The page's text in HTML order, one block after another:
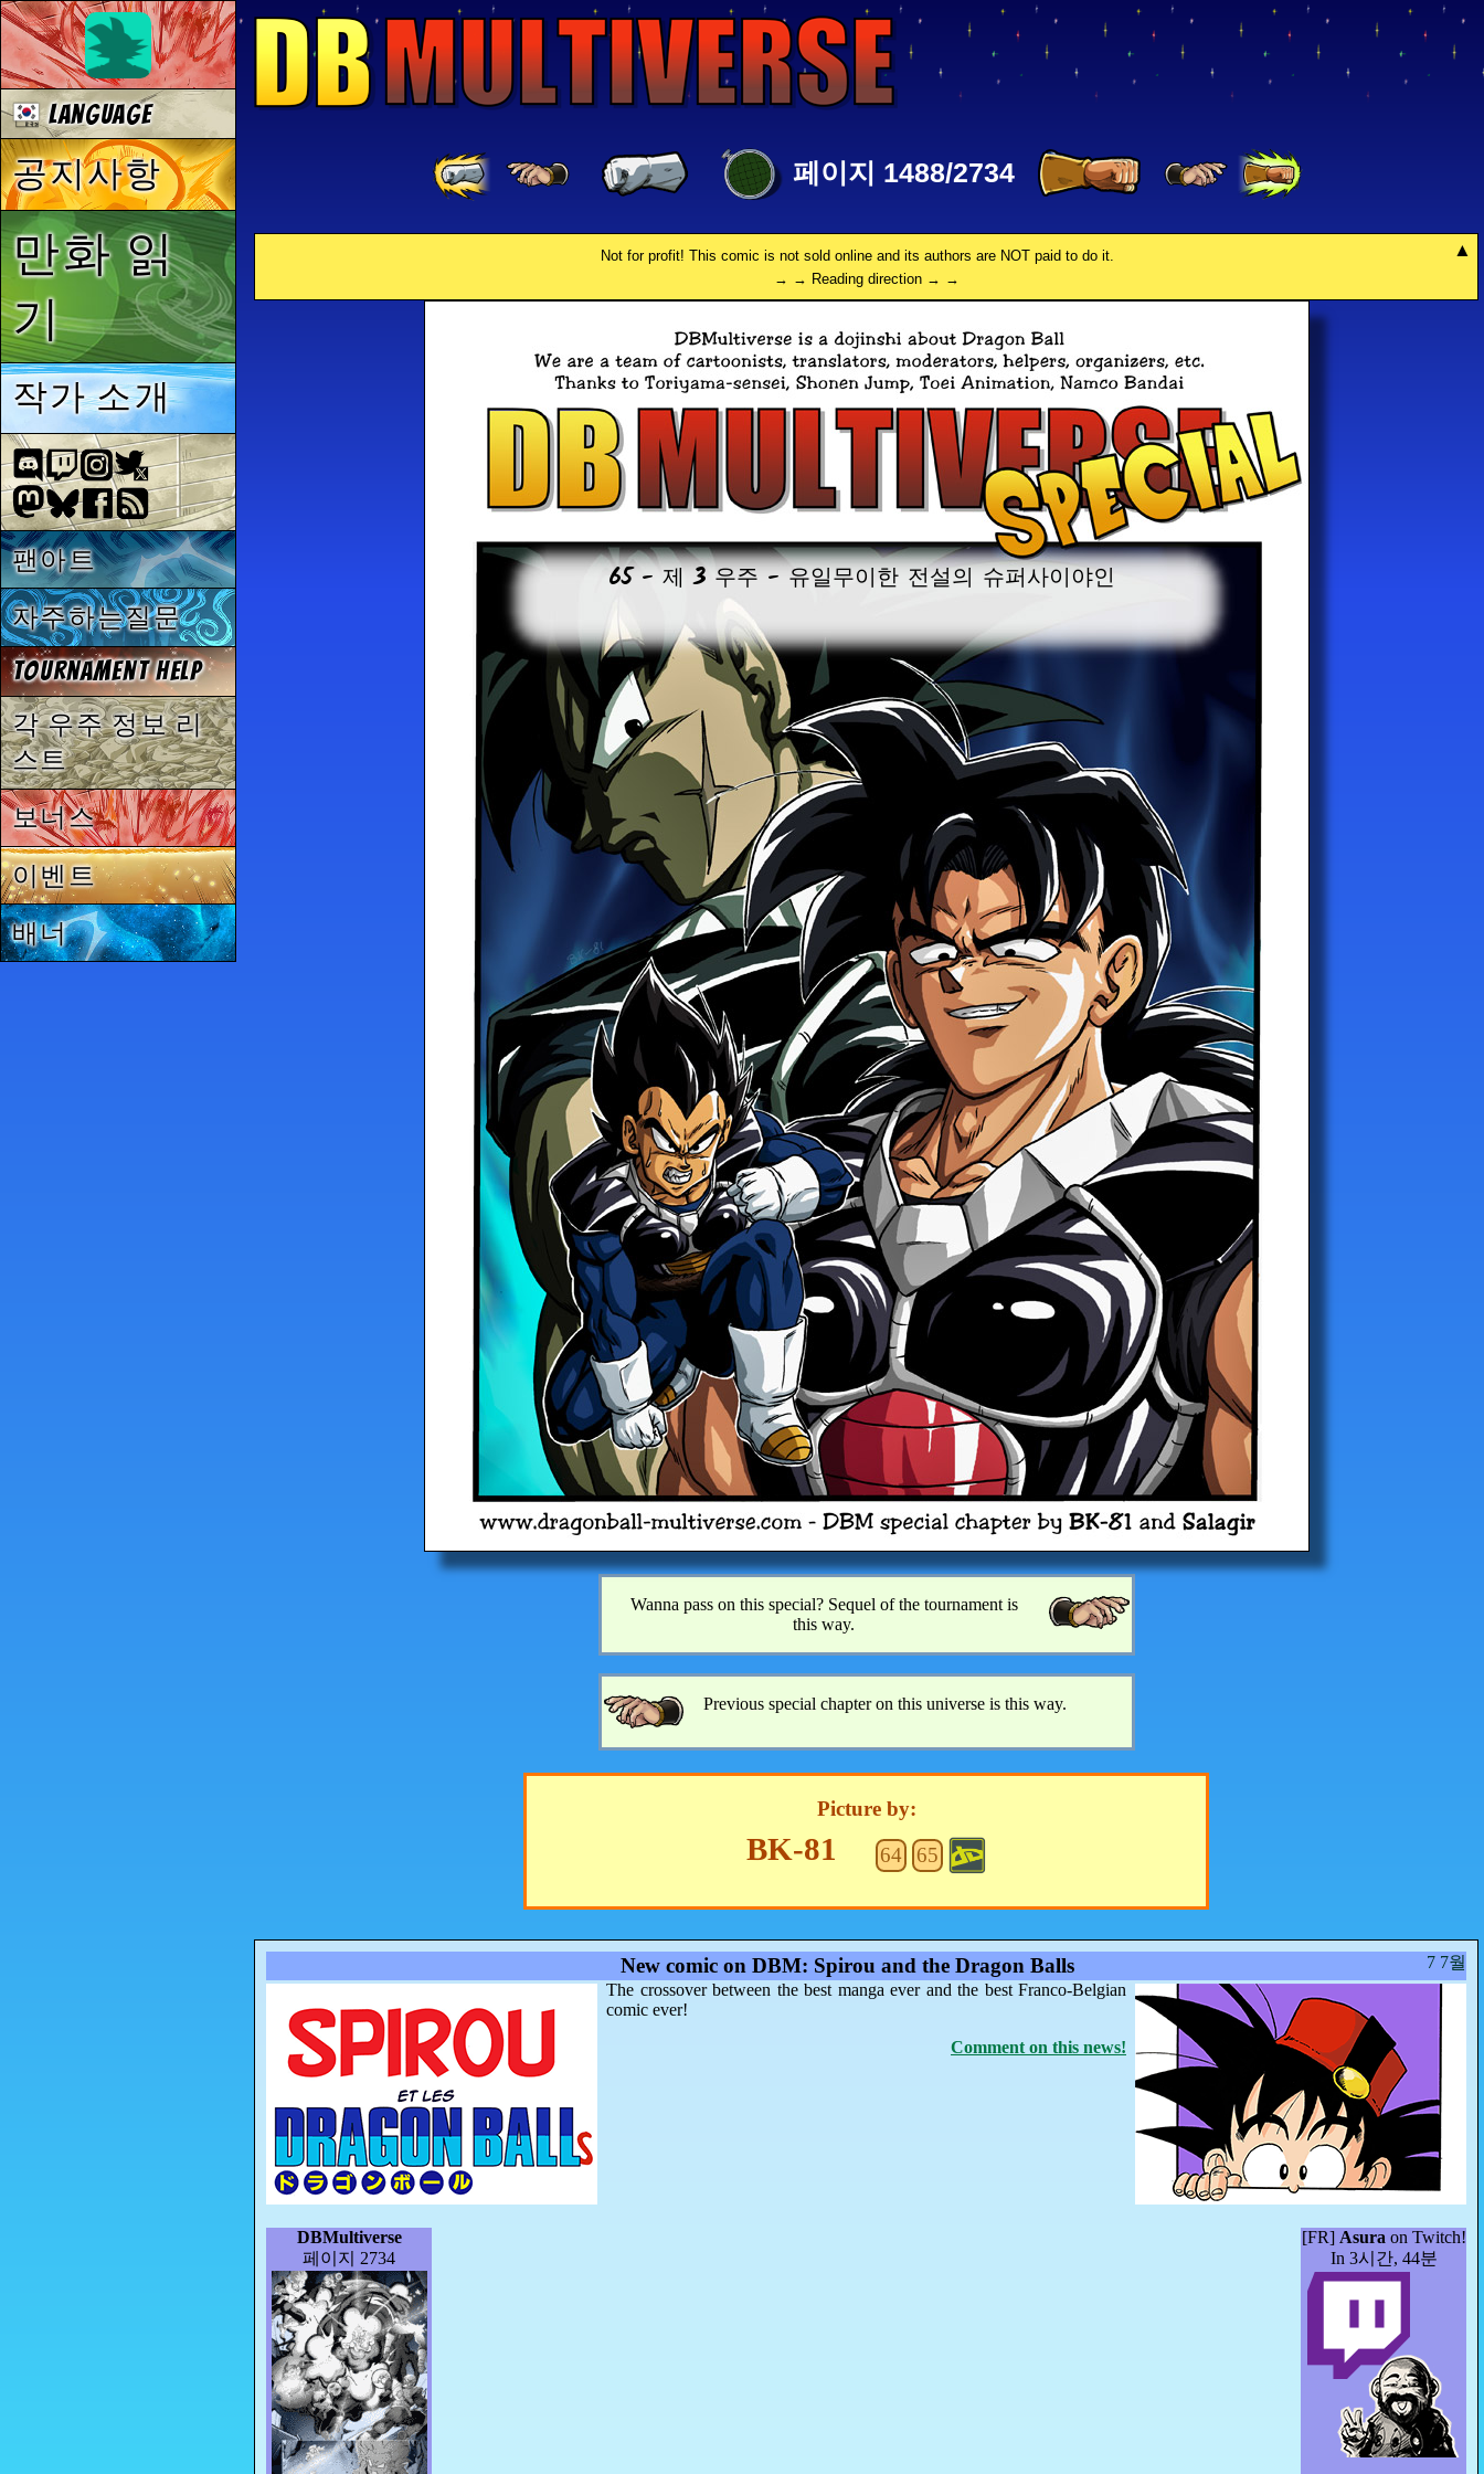
페이지 1488/2734
Not for profit! This comic is not sold online and its authors are NOT paid to do it.
→ → Reading direction → →
65 - 제 3 우주 - 유일무이한 전설의 슈퍼사이야인
Wanna pass on this special? Sequel of the tournament is
this way.
Previous special chapter on this universe is this way.
Picture by:
BK-81 64 65
7 7월
New comic on DBM: Spirou and the Dragon Balls
The crossover between the best manga ever and the best Franco-Belgian
comic ever!
Comment on this news!
DBMultiverse
페이지 2734
[FR] Asura on Twitch!
In 3시간, 44분
Language
공지사항
만화 읽
기
작가 소개
팬아트
자주하는질문
Tournament Help
각 우주 정보 리
스트
보너스
이벤트
배너